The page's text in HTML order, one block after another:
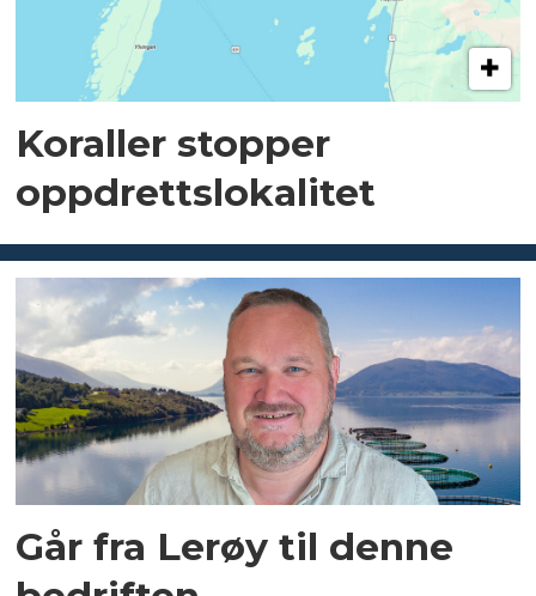
Koraller stopper
oppdrettslokalitet
Går fra Lerøy til denne